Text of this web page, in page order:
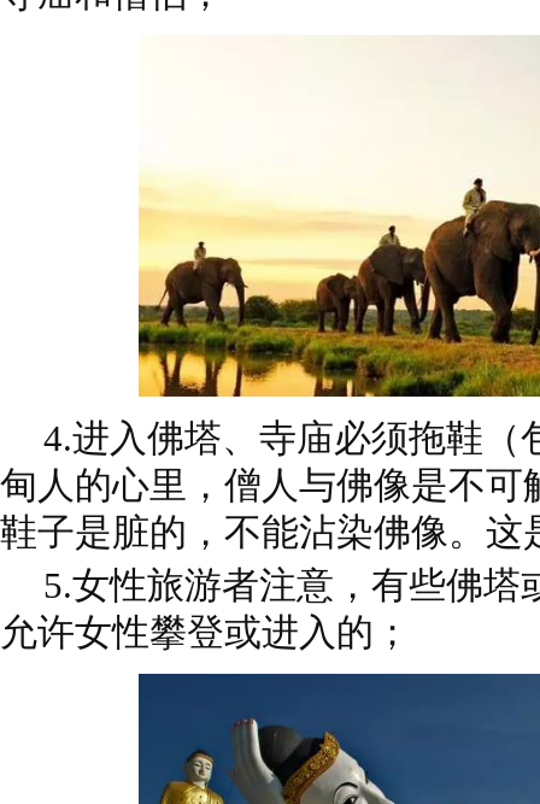
4.进入佛塔、寺庙必须拖鞋（
甸人的心里，僧人与佛像是不可
鞋子是脏的，不能沾染佛像。这
5.女性旅游者注意，有些佛塔
允许女性攀登或进入的；